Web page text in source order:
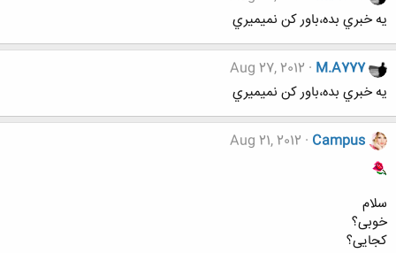
يه خبري بده،باور كن نميميري
M.A777
Aug 27, 2012
يه خبري بده،باور كن نميميري
Campus
Aug 21, 2012
سلام
خوبی؟
کجایی؟